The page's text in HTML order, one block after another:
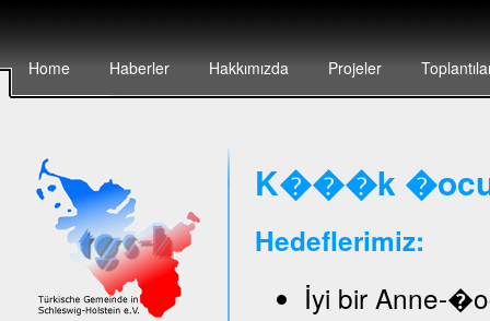
Home Haberler Hakkımızda Projeler
K���k
Hedeflerimiz:
İyi bir Anne-